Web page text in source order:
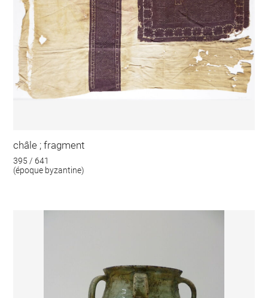
châle ; fragment
395 / 641
(époque byzantine)